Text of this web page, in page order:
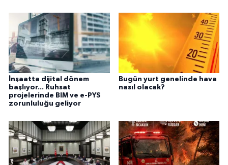
İnşaatta dijital dönem
başlıyor... Ruhsat
projelerinde BIM ve e-PYS
zorunluluğu geliyor
Bugün yurt genelinde hava
nasıl olacak?